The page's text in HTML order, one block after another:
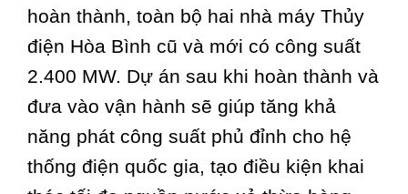
hoàn thành, toàn bộ hai nhà máy Thủy
điện Hòa Bình cũ và mới có công suất
2.400 MW. Dự án sau khi hoàn thành và
đưa vào vận hành sẽ giúp tăng khả
năng phát công suất phủ đỉnh cho hệ
thống điện quốc gia, tạo điều kiện khai